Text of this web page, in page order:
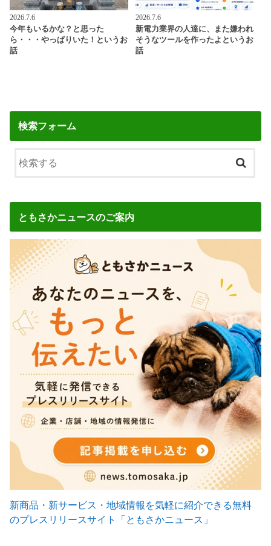
2026.7.6
今年もいるかな？と思った
ら・・・やっぱりいた！というお
話
2026.7.6
新電力業界の人達に、また嫌われ
そうなツールを作ったよというお
話
検索フォーム
ともさかニュースのご案内
新商品・新サービス・地域情報を気軽に紹介できる無料
のプレスリリースサイト「ともさかニュース」